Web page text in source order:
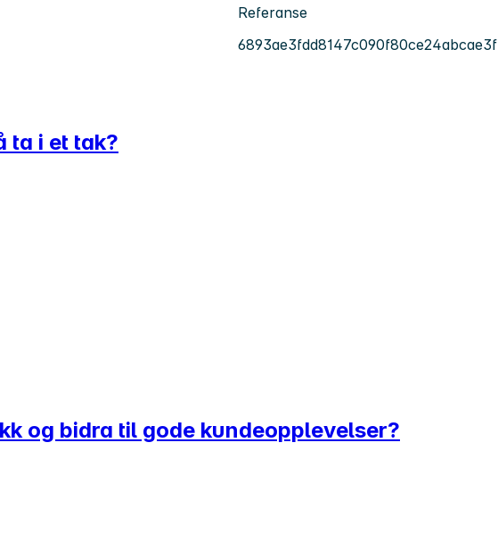
Referanse
6893ae3fdd8147c090f80ce24abcae3f
ta i et tak?
og bidra til gode kundeopplevelser?